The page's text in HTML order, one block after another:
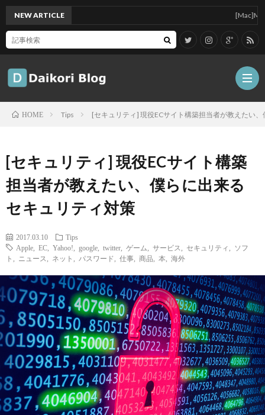
ッ
ト
メ
行・
散
歩
こ
の
ブ
ロ
NEW ARTICLE [Mac]Mac mini
HOME Tips [セキュリティ] 現役ECサイト構築担当者が教えたい
[セキュリティ] 現役ECサイト構築
担当者が教えたい、僕らに出来る
セキュリティ対策
2017.03.10
Tips
Apple
EC Yahoo! google twitter ゲーム サービス セキュリティ
ソフ
ト
ニュース ネット パスワード 仕事 商品 本 海外